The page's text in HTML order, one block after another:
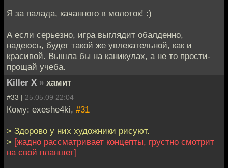
Я за палада, качанного в молоток! :)
А если серьезно, игра выглядит обалденно,
надеюсь, будет такой же увлекательной, как и
красивой. Вышла бы на каникулах, а не то прости-
прощай учеба.
Killer X » хамит
#33 | 25.05.09 22:04
Кому: exeshe4ki, #31
> Здорово у них художники рисуют.
> [жадно рассматривает концепты, грустно смотрит
на свой планшет]